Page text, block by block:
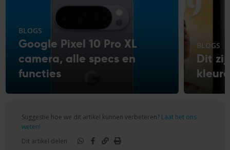
BLOGS
Google Pixel 10 Pro XL
camera, alle specs en
functies
BLOGS
Dit
Suggestie hoe we dit artikel kunnen verbeteren? Laat het ons
weten!
Dit artikel delen